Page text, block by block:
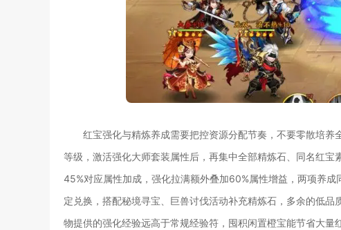
红宝强化与精炼养成需要把控资源分配节奏，不要零散培
等级，激活强化大师套装属性后，再集中全部精炼石、同名红
45%对应属性加成，强化拉满额外叠加60%属性增益，两项养
定兑换，搭配秘境寻宝、巨兽讨伐活动补充精炼石，多余的低
物提供的强化经验远高于常规经验符，囤积闲置橙宝能节省大